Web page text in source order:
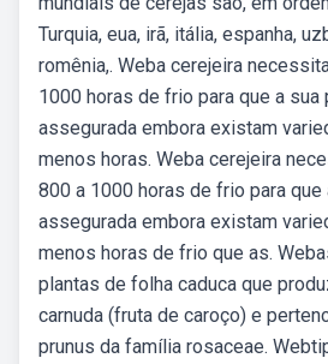
Turquia, eua, irã, itália, espanha,
romênia,. Weba cerejeira
1000 horas de frio para que a sua
assegurada embora existam
menos horas. Weba cerejeira
800 a 1000 horas de frio para que
assegurada embora existam
menos horas de frio que as.
plantas de folha caduca que
carnuda (fruta de caroço) e
prunus da família rosaceae.